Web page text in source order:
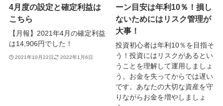
4月度の設定と確定利益は
こちら
【月報】2021年4月の確定利益
は14,906円でした！
2021年10月22日 2022年1月6日
ーン目安は年利10％！損し
ないためにはリスク管理が
大事！
投資初心者は年利10％を目指そ
う！投資にはリスクがあるとい
うことを理解して運用しましょ
う。お金を失ってからでは遅い
です。あなたの大切な資産を守
りながらお金を増やしましょ